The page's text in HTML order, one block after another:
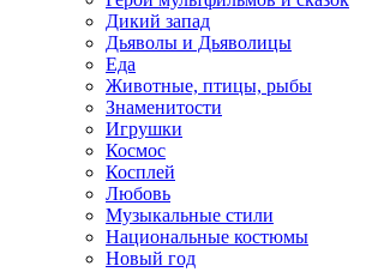
Дикий запад
Дьяволы и Дьяволицы
Еда
Животные, птицы, рыбы
Знаменитости
Игрушки
Космос
Косплей
Любовь
Музыкальные стили
Национальные костюмы
Новый год